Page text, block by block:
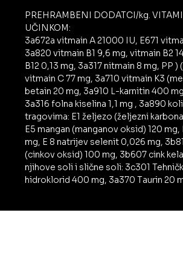
PREHRAMBENI DODATCI/kg.
UČINKOM:
3a672a vitmain A 21000 IU, E671
3a820 vitmain B1 9,6 mg, vitmain B2
B12 0,13 mg, 3a317 nitmain 8 mg,
vitmain C 77 mg, 3a710 vitmain K3
betain 20 mg, 3a910 L-karnitin 400
3a316 folna kiselina 1,1 mg , 3a890
tragovima: E1 željezo (željezni
E5 mangan (manganov oksid) 120
mg, E 8 natrijev selenit 0,026 mg,
(cinkov oksid) 100 mg, 3b607 cink
njihove soli i slične soli: 3c301
hidroklorid 400 mg, 3a370 Taurin 20